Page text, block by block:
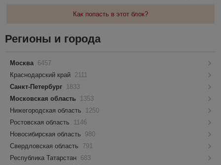
Как попасть в этот блок?
Регионы и города
Москва 6457
Краснодарский край 2111
Санкт-Петербург
1833
Московская область
1353
Нижегородская область
1250
Ростовская область
1146
Новосибирская область
980
Свердловская область
791
Республика Татарстан 683